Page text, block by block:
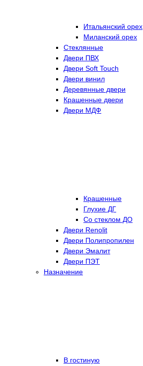
Итальянский орех
Миланский орех
Стеклянные
Двери ПВХ
Двери Soft Touch
Двери винил
Деревянные двери
Крашенные двери
Двери МДФ
Крашенные
Глухие ДГ
Со стеклом ДО
Двери Renolit
Двери Полипропилен
Двери Эмалит
Двери ПЭТ
Назначение
В гостиную